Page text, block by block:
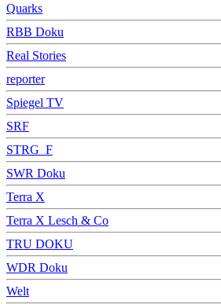
Quarks
RBB Doku
Real Stories
reporter
Spiegel TV
SRF
STRG_F
SWR Doku
Terra X
Terra X Lesch & Co
TRU DOKU
WDR Doku
Welt